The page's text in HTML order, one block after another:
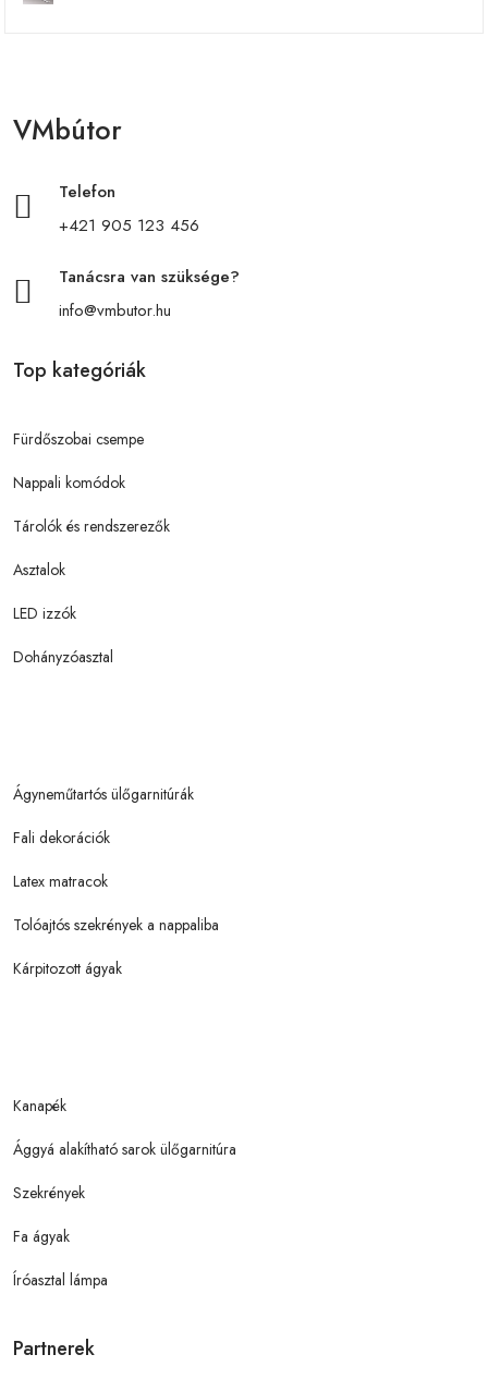
VMbútor
Telefon
+421 905 123 456
Tanácsra van szüksége?
info@vmbutor.hu
Top kategóriák
Fürdőszobai csempe
Nappali komódok
Tárolók és rendszerezők
Asztalok
LED izzók
Dohányzóasztal
Ágyneműtartós ülőgarnitúrák
Fali dekorációk
Latex matracok
Tolóajtós szekrények a nappaliba
Kárpitozott ágyak
Kanapék
Ággyá alakítható sarok ülőgarnitúra
Szekrények
Fa ágyak
Íróasztal lámpa
Partnerek